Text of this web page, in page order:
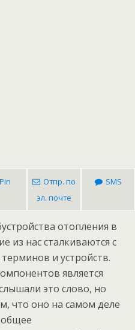
Pin
Отпр. по
эл. почте
SMS
отопления в
из нас сталкиваются с
и устройств.
является
это слово, но
что оно на самом деле
общее